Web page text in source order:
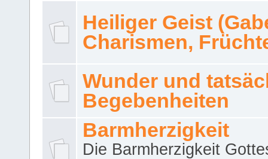
Heiliger Geist
Charismen,
Wunder und
Begebenheiten
Barmherzigkeit
Die Barmherzigkeit